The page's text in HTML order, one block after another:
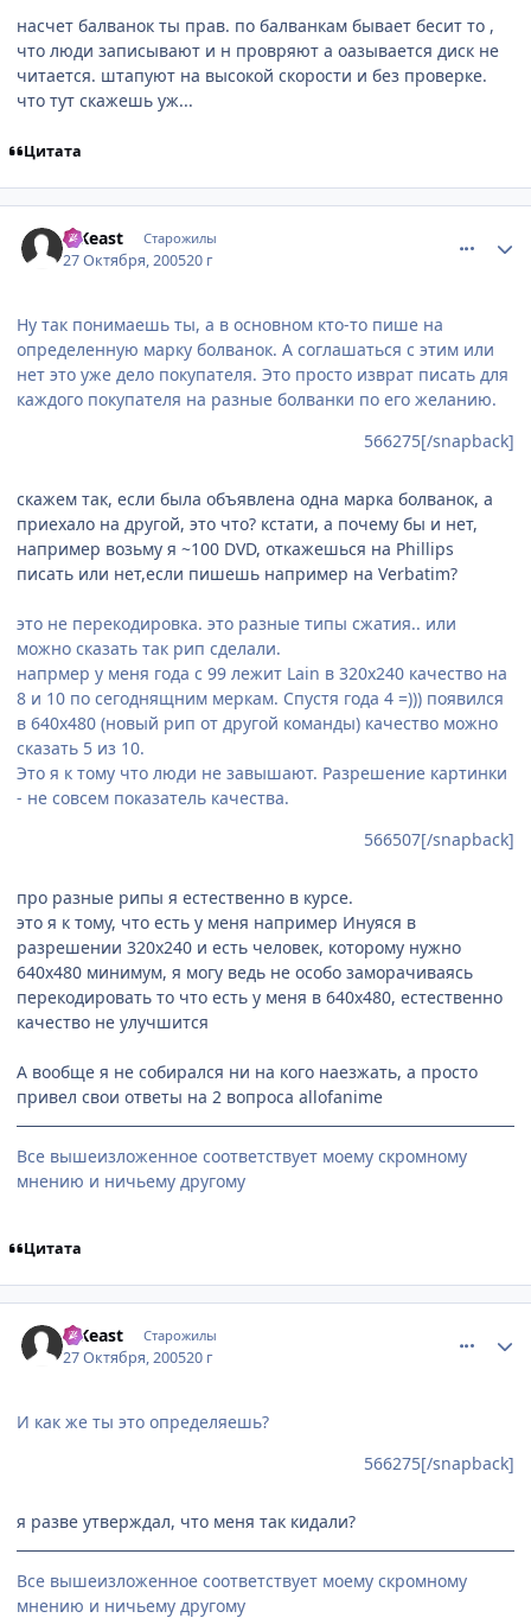
насчет балванок ты прав. по балванкам бывает бесит то ,
что люди записывают и н провряют а оазывается диск не
читается. штапуют на высокой скорости и без проверке.
что тут скажешь уж...
Цитата
TrKeast Старожилы
27 Октября, 200520 г
Ну так понимаешь ты, а в основном кто-то пише на
определенную марку болванок. А соглашаться с этим или
нет это уже дело покупателя. Это просто изврат писать для
каждого покупателя на разные болванки по его желанию.
566275[/snapback]
скажем так, если была объявлена одна марка болванок, а
приехало на другой, это что? кстати, а почему бы и нет,
например возьму я ~100 DVD, откажешься на Phillips
писать или нет,если пишешь например на Verbatim?
это не перекодировка. это разные типы сжатия.. или
можно сказать так рип сделали.
напрмер у меня года с 99 лежит Lain в 320х240 качество на
8 и 10 по сегоднящним меркам. Спустя года 4 =))) появился
в 640х480 (новый рип от другой команды) качество можно
сказать 5 из 10.
Это я к тому что люди не завышают. Разрешение картинки
- не совсем показатель качества.
566507[/snapback]
про разные рипы я естественно в курсе.
это я к тому, что есть у меня например Инуяся в
разрешении 320x240 и есть человек, которому нужно
640x480 минимум, я могу ведь не особо заморачиваясь
перекодировать то что есть у меня в 640x480, естественно
качество не улучшится
А вообще я не собирался ни на кого наезжать, а просто
привел свои ответы на 2 вопроса allofanime
Все вышеизложенное соответствует моему скромному
мнению и ничьему другому
Цитата
TrKeast Старожилы
27 Октября, 200520 г
И как же ты это определяешь?
566275[/snapback]
я разве утверждал, что меня так кидали?
Все вышеизложенное соответствует моему скромному
мнению и ничьему другому